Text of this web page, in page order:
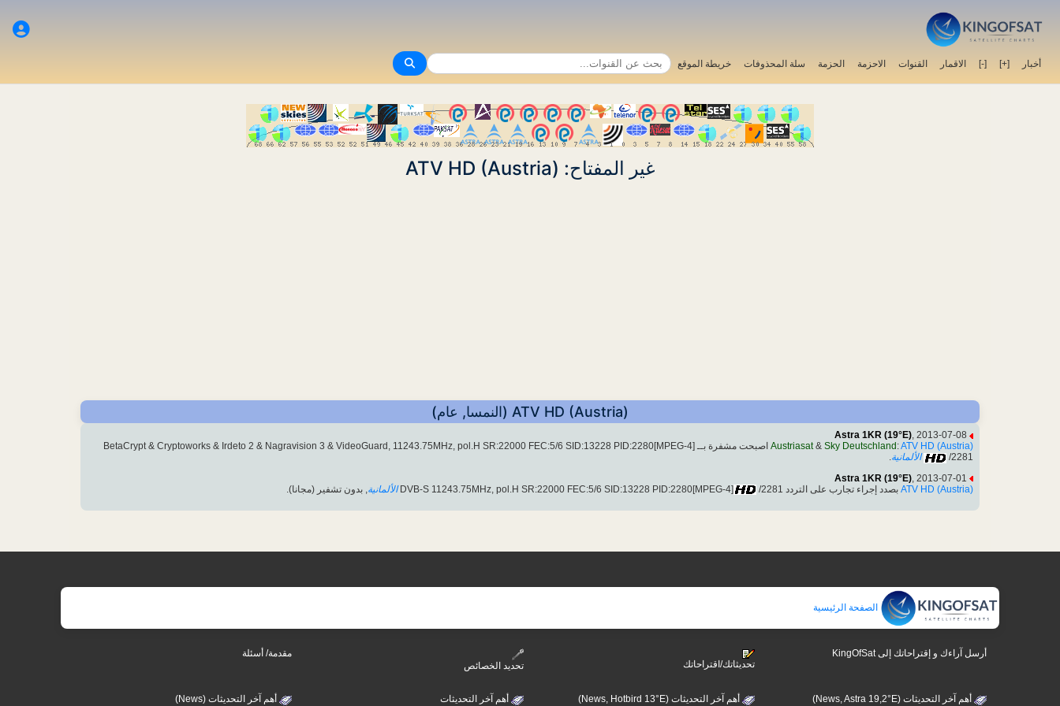
أخبار [+]
[-] الاقمار القنوات الاحزمة الحزمة سلة المحذوفات خريطة الموقع
غير المفتاح: ATV HD (Austria)
ATV HD (Austria) (النمسا, عام)
Astra 1KR (19°E), 2013-07-08
Austriasat& Sky Deutschland :ATV HD (Austria)
اصبحت مشفرة بــ BetaCrypt & Cryptoworks & Irdeto 2 & Nagravision 3 & VideoGuard, 11243.75MHz, pol.H SR:22000 FEC:5/6 SID:13228 PID:2280[MPEG-4]
/2281
الألمانية.
Astra 1KR (19°E) , 2013-07-01
ATV HD (Austria) بصدد إجراء تجارب على التردد DVB-S 11243.75MHz, pol.H SR:22000 FEC:5/6 SID:13228 PID:2280[MPEG-4] /2281 الألمانية , بدون تشفير (مجانا).
الصفحة الرئيسية
مقدمة/ أسئلة
تحديد الخصائص
تحديثاتك/اقتراحاتك
أرسل آراءك و إقتراحاتك إلى KingOfSat
أهم آخر التحديثات (News)
أهم آخر التحديثات
أهم آخر التحديثات (News, Hotbird 13°E) أهم آخر التحديثات (News, Astra 19,2°E)